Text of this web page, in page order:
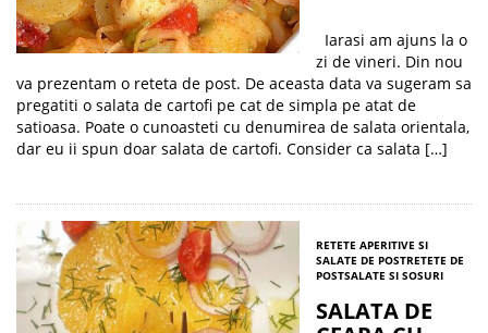
Iarasi am ajuns la o
zi de vineri. Din nou
va prezentam o reteta de post. De aceasta data va sugeram sa
pregatiti o salata de cartofi pe cat de simpla pe atat de
satioasa. Poate o cunoasteti cu denumirea de salata orientala,
dar eu ii spun doar salata de cartofi. Consider ca salata […]
RETETE APERITIVE SI
SALATE DE POSTRETETE DE
POSTSALATE SI SOSURI
SALATA DE